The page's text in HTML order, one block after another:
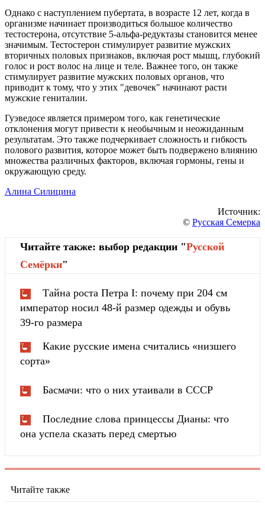
Однако с наступлением пубертата, в возрасте 12 лет, когда в
организме начинает производиться большое количество
тестостерона, отсутствие 5-альфа-редуктазы становится менее
значимым. Тестостерон стимулирует развитие мужских
вторичных половых признаков, включая рост мышц, глубокий
голос и рост волос на лице и теле. Важнее того, он также
стимулирует развитие мужских половых органов, что
приводит к тому, что у этих "девочек" начинают расти
мужские гениталии.
Гуэведосе является примером того, как генетические
отклонения могут привести к необычным и неожиданным
результатам. Это также подчеркивает сложность и гибкость
полового развития, которое может быть подвержено влиянию
множества различных факторов, включая гормоны, гены и
окружающую среду.
Алина Силицина
Источник:
© Русская Семерка
Читайте также: выбор редакции "Русской
Cемёрки"
Тайна роста Петра I: почему при 204 см
император носил 48-й размер одежды и обувь
39-го размера
Какие русские имена считались «низшего
сорта»
Басмачи: что о них утаивали в СССР
Последние слова принцессы Дианы: что
она успела сказать перед смертью
Читайте также